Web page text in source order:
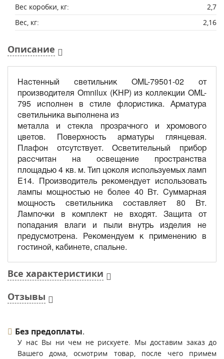
Вес коробки, кг:
2,7
Вес, кг:
2,16
Описание
Настенный светильник OML-79501-02 от
производителя Omnilux (КНР) из коллекции OML-
795 исполнен в стиле флористика. Арматура
светильника выполнена из
металла и стекла прозрачного и хромового
цветов. Поверхность арматуры глянцевая.
Плафон отсутствует. Осветительный прибор
рассчитан на освещение пространства
площадью 4 кв. м. Тип цоколя используемых ламп
E14. Производитель рекомендует использовать
лампы мощностью не более 40 Вт. Суммарная
мощность светильника составляет 80 Вт.
Лампочки в комплект не входят. Защита от
попадания влаги и пыли внутрь изделия не
предусмотрена. Рекомендуем к применению в
гостиной, кабинете, спальне.
Все характеристики
Отзывы
Без предоплаты.
У нас Вы ни чем не рискуете. Мы доставим заказ до
Вашего дома, осмотрим товар, после чего примем